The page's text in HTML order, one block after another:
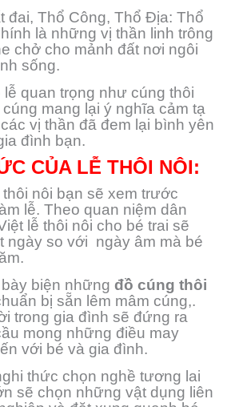
đai, Thổ Công, Thổ Địa: Thổ
là những vị thần linh trông
chở cho mảnh đất nơi ngôi
sống.
quan trọng như cúng thôi
mang lại ý nghĩa cảm tạ
vị thần đã đem lại bình yên
đình bạn.
CỦA LỄ THÔI NÔI:
nôi bạn sẽ xem trước
lễ. Theo quan niệm dân
lễ thôi nôi cho bé trai sẽ
ngày so với ngày âm mà bé
biện những đồ cúng thôi
bị sẵn lêm mâm cúng,.
trong gia đình sẽ đứng ra
mong những điều may
với bé và gia đình.
thức chọn nghề tương lai
sẽ chọn những vật dụng liên